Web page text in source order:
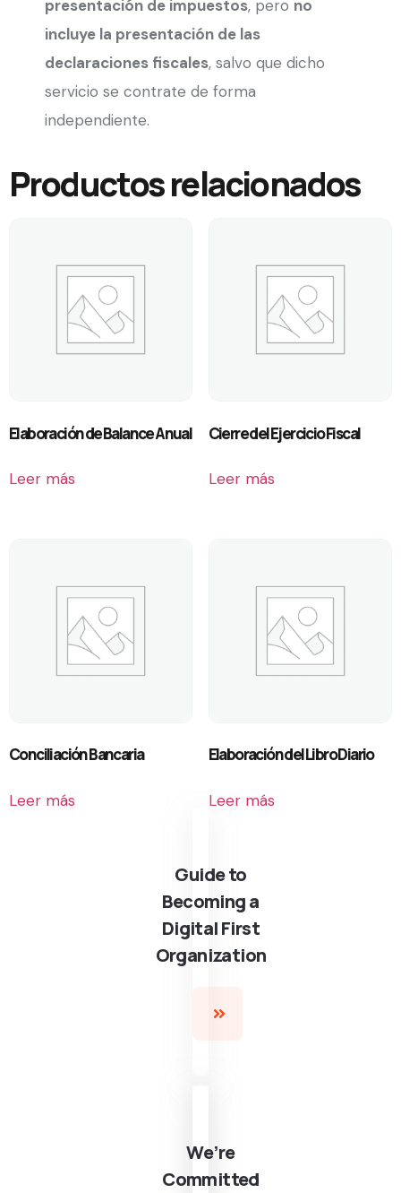
presentación de impuestos, pero no
incluye la presentación de las
declaraciones fiscales, salvo que dicho
servicio se contrate de forma
independiente.
Productos relacionados
Elaboración de Balance Anual
Leer más
Cierre del Ejercicio Fiscal
Leer más
Conciliación Bancaria
Leer más
Elaboración del Libro Diario
Leer más
Guide to
Becoming a
Digital First
Organization
We’re
Committed